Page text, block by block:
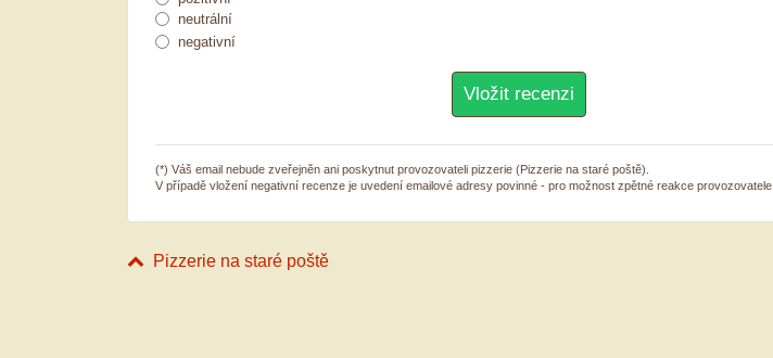
neutrální
negativní
(*) Váš email nebude zveřejněn ani poskytnut provozovateli pizzerie (Pizzerie na staré poště).
V případě vložení negativní recenze je uvedení emailové adresy povinné - pro možnost zpětné reakce provozovatele.
Pizzerie na staré poště